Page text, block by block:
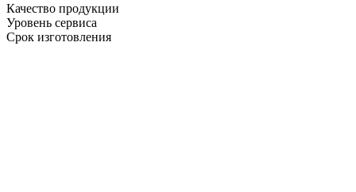
Качество продукции
Уровень сервиса
Срок изготовления